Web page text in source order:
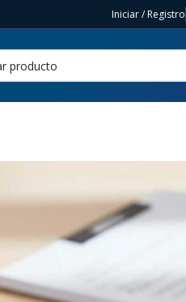
Iniciar / Registro